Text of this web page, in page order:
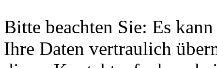
Bitte beachten Sie: Es
Ihre Daten vertraulich